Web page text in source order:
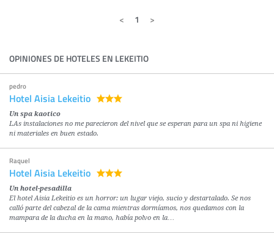
1
OPINIONES DE HOTELES EN LEKEITIO
pedro
Hotel Aisia Lekeitio
Un spa kaotico
LAs instalaciones no me parecieron del nivel que se esperan para un spa ni higiene
ni materiales en buen estado.
Raquel
Hotel Aisia Lekeitio
Un hotel-pesadilla
El hotel Aisia Lekeitio es un horror: un lugar viejo, sucio y destartalado. Se nos
calló parte del cabezal de la cama mientras dormíamos, nos quedamos con la
mampara de la ducha en la mano, había polvo en la…